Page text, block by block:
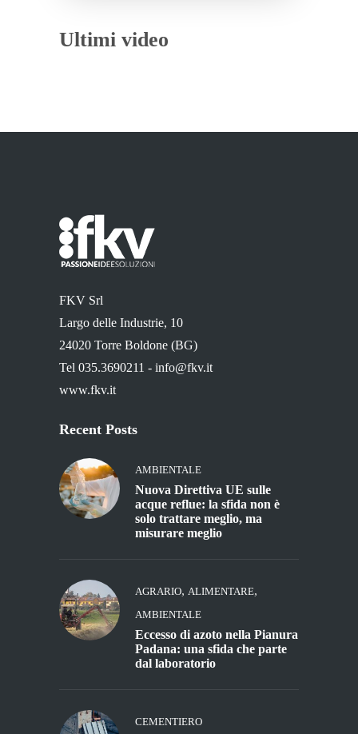
Ultimi video
FKV Srl
Largo delle Industrie, 10
24020 Torre Boldone (BG)
Tel 035.3690211 - info@fkv.it
www.fkv.it
Recent Posts
AMBIENTALE
Nuova Direttiva UE sulle
acque reflue: la sfida non è
solo trattare meglio, ma
misurare meglio
AGRARIO, ALIMENTARE,
AMBIENTALE
Eccesso di azoto nella Pianura
Padana: una sfida che parte
dal laboratorio
CEMENTIERO